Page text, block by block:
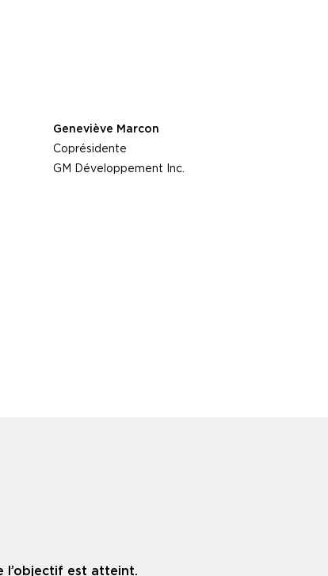
Geneviève Marcon
Coprésidente
GM Développement Inc.
l’objectif est atteint.